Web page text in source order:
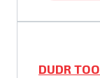
DUDR